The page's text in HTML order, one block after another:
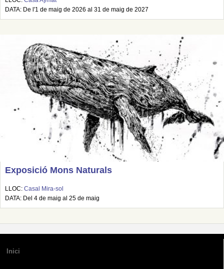
DATA: De l'1 de maig de 2026 al 31 de maig de 2027
Exposició Mons Naturals
LLOC: Casal Mira-sol
DATA: Del 4 de maig al 25 de maig
Inici